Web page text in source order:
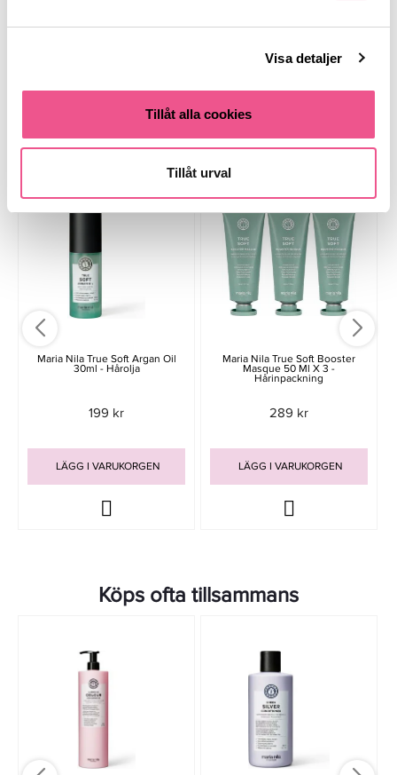
Visa detaljer
Tillåt alla cookies
Tillåt urval
Liknande produkter
Maria Nila True Soft Argan Oil
30ml - Hårolja
199 kr
LÄGG I VARUKORGEN
Maria Nila True Soft Booster
Masque 50 Ml X 3 -
Hårinpackning
289 kr
LÄGG I VARUKORGEN
Köps ofta tillsammans